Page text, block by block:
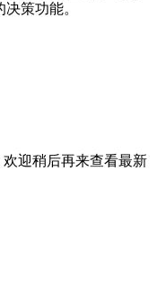
策功能。
欢迎稍后再来查看最新